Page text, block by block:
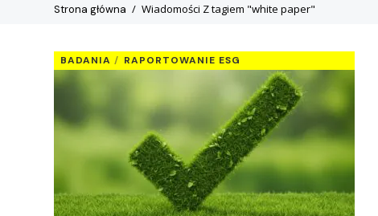
Strona główna Wiadomości Z tagiem "white paper"
BADANIA RAPORTOWANIE ESG